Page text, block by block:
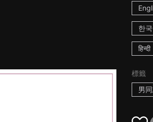
한
हिन्दी
標籤
男